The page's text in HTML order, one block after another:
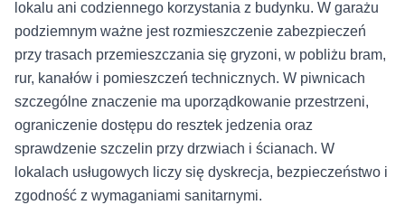
lokalu ani codziennego korzystania z budynku. W garażu
podziemnym ważne jest rozmieszczenie zabezpieczeń
przy trasach przemieszczania się gryzoni, w pobliżu bram,
rur, kanałów i pomieszczeń technicznych. W piwnicach
szczególne znaczenie ma uporządkowanie przestrzeni,
ograniczenie dostępu do resztek jedzenia oraz
sprawdzenie szczelin przy drzwiach i ścianach. W
lokalach usługowych liczy się dyskrecja, bezpieczeństwo i
zgodność z wymaganiami sanitarnymi.